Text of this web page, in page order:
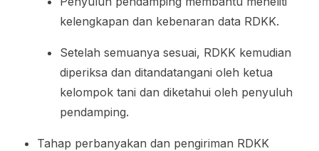
kelengkapan dan kebenaran data RDKK.
Setelah semuanya sesuai, RDKK kemudian
diperiksa dan ditandatangani oleh ketua
kelompok tani dan diketahui oleh penyuluh
pendamping.
Tahap perbanyakan dan pengiriman RDKK